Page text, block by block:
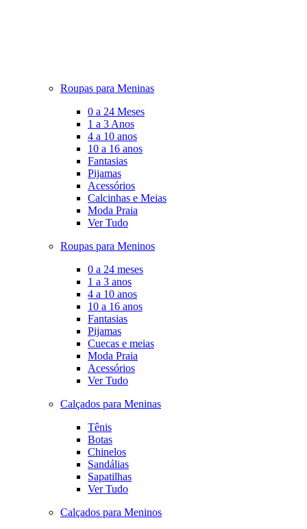
Roupas para Meninas
0 a 24 Meses
1 a 3 Anos
4 a 10 anos
10 a 16 anos
Fantasias
Pijamas
Acessórios
Calcinhas e Meias
Moda Praia
Ver Tudo
Roupas para Meninos
0 a 24 meses
1 a 3 anos
4 a 10 anos
10 a 16 anos
Fantasias
Pijamas
Cuecas e meias
Moda Praia
Acessórios
Ver Tudo
Calçados para Meninas
Tênis
Botas
Chinelos
Sandálias
Sapatilhas
Ver Tudo
Calçados para Meninos